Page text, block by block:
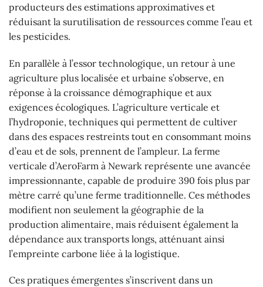
producteurs des estimations approximatives et
réduisant la surutilisation de ressources comme l’eau et
les pesticides.
En parallèle à l’essor technologique, un retour à une
agriculture plus localisée et urbaine s’observe, en
réponse à la croissance démographique et aux
exigences écologiques. L’agriculture verticale et
l’hydroponie, techniques qui permettent de cultiver
dans des espaces restreints tout en consommant moins
d’eau et de sols, prennent de l’ampleur. La ferme
verticale d’AeroFarm à Newark représente une avancée
impressionnante, capable de produire 390 fois plus par
mètre carré qu’une ferme traditionnelle. Ces méthodes
modifient non seulement la géographie de la
production alimentaire, mais réduisent également la
dépendance aux transports longs, atténuant ainsi
l’empreinte carbone liée à la logistique.
Ces pratiques émergentes s’inscrivent dans un